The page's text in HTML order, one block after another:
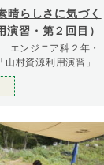
晴らしさに気づく
演習・第２回目）
ンジニア科２年・
村資源利用演習」